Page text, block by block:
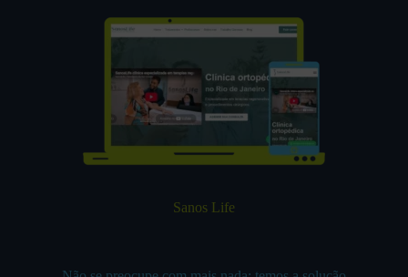
Sanos Life